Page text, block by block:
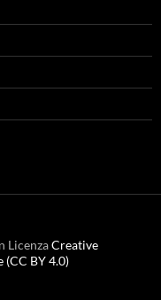
LicenzaCreative
BY 4.0)